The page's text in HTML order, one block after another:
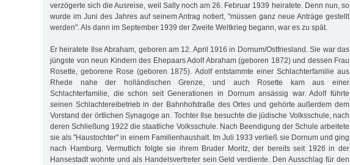
verzögerte sich die Ausreise, weil Sally noch am 26. Februar 1939 heiratete. Denn nun, so
wurde im Juni des Jahres auf seinem Antrag notiert, "müssen ganz neue Anträge gestellt
werden". Als dann im September 1939 der Zweite Weltkrieg begann, war es zu spät.
Er heiratete Ilse Abraham, geboren am 12. April 1916 in Dornum/Ostfriesland. Sie war das
jüngste von neun Kindern des Ehepaars Adolf Abraham (geboren 1872) und dessen Frau
Rosette, geborene Rose (geboren 1875). Adolf entstammte einer Schlachterfamilie aus
Rhede nahe der holländischen Grenze, und auch Rosette kam aus einer
Schlachterfamilie, die schon seit Generationen in Dornum ansässig war. Adolf führte
seinen Schlachtereibetrieb in der Bahnhofstraße des Ortes und gehörte außerdem dem
Vorstand der örtlichen Synagoge an. Tochter Ilse besuchte die jüdische Volksschule, nach
deren Schließung 1922 die staatliche Volksschule. Nach Beendigung der Schule arbeitete
sie als "Haustochter" in einem Familienhaushalt. Im Juli 1933 verließ sie Dornum und ging
nach Hamburg. Vermutlich folgte sie ihrem Bruder Moritz, der bereits seit 1926 in der
Hansestadt wohnte und als Handelsvertreter sein Geld verdiente. Den Ausschlag für den